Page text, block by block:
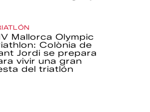
Mallorca Olympic
Colònia de
Jordi se prepara
vivir una gran
del triatlón